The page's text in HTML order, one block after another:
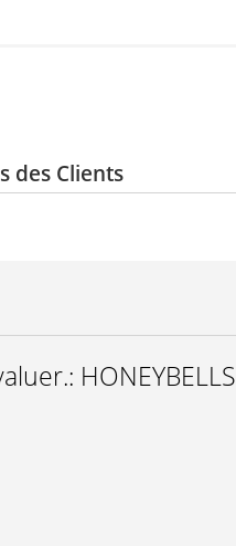
des Clients
HONEYBELLS